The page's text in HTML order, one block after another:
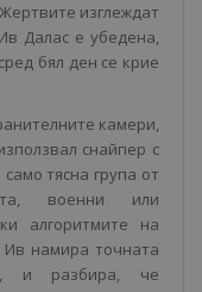
изглеждат
Далас е убедена,
бял ден се крие
камери,
снайпер с
тясна група от
военни или
алгоритмите на
Ив намира точната
и разбира, че